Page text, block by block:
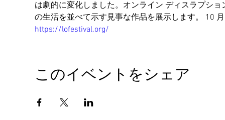
は劇的に変化しました。オンライン ディスラプシ
の生活を並べて示す見事な作品を展示します。 10
https://lofestival.org/
このイベントをシェア